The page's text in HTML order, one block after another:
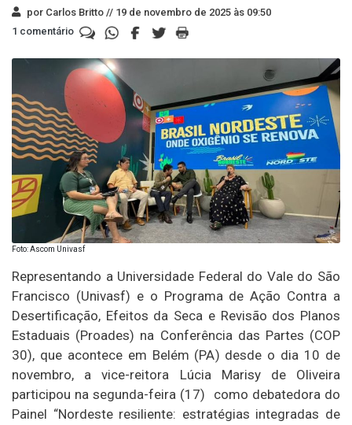
por Carlos Britto // 19 de novembro de 2025 às 09:50
1 comentário
Foto: Ascom Univasf
Representando a Universidade Federal do Vale do São
Francisco (Univasf) e o Programa de Ação Contra a
Desertificação, Efeitos da Seca e Revisão dos Planos
Estaduais (Proades) na Conferência das Partes (COP
30), que acontece em Belém (PA) desde o dia 10 de
novembro, a vice-reitora Lúcia Marisy de Oliveira
participou na segunda-feira (17) como debatedora do
Painel “Nordeste resiliente: estratégias integradas de